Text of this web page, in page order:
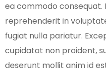
ea commodo consequat.
reprehenderit in
fugiat nulla pariatur.
cupidatat non proident,
deserunt mollit anim id